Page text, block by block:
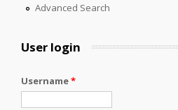
Advanced Search
User login
Username*